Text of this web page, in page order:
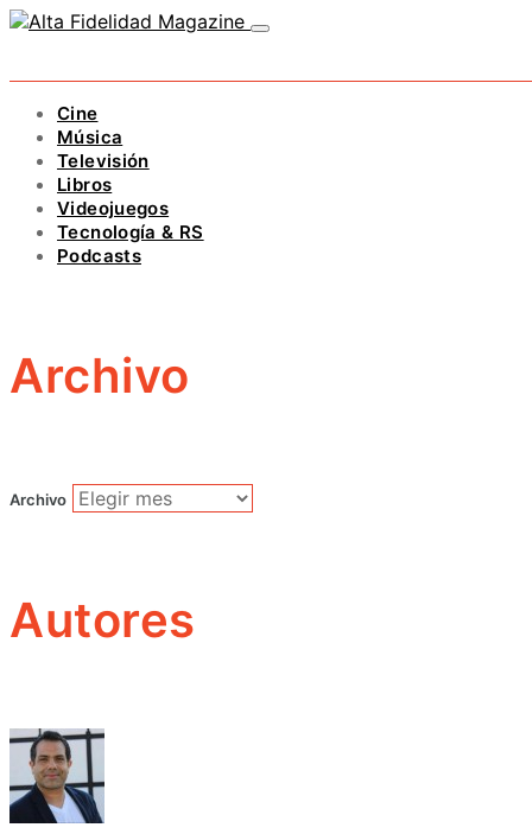
Cine
Música
Televisión
Libros
Videojuegos
Tecnología & RS
Podcasts
Archivo
Archivo
Autores